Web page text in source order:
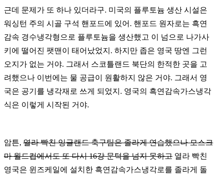
근데 문제가 또 하나 있더라구. 미국의 플루토늄 생산 시설은
워싱턴 주의 시골 구석 핸포드에 있어 . 핸포드 원자로는 흑연
감속 경수냉각형으로 플루토늄을 생산했고 이 넘으로 나가사
키에 떨어진 팻맨이 태어났었지 . 하지만 좁은 영국 땅엔 그런
오지가 없는 거야. 그래서 스코틀랜드 북단의 한적한 곳을 고
려했으나 이번에는 물 공급이 원활하지 않은 거야. 그래서 영
국은 공기를 냉각재로 쓰게 되었지 . 영국의 흑연감속가스냉각
식은 이렇게 시작된 거야.
암튼, 열라 빡친 잉글랜드 축구팀은 졸라게 연습했으나 모스크
마 월드컵에서도 또 다시16강 문턱을 넘지 못하고 열라 빡친
영국은 윈즈케일에 설치한 흑연감속가스냉각로를 졸라게 돌